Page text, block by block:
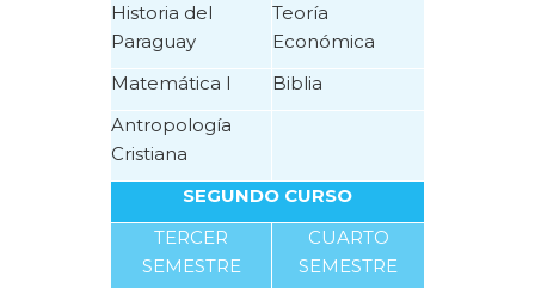
Historia del
Paraguay
Teoría
Económica
Matemática I
Biblia
Antropología
Cristiana
SEGUNDO CURSO
TERCER
SEMESTRE
CUARTO
SEMESTRE